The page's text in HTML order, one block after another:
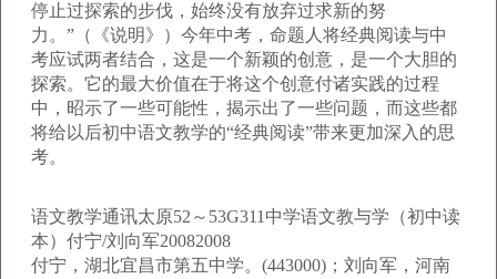
停止过探索的步伐，始终没有放弃过求新的努
力。”（《说明》）今年中考，命题人将经典阅读与中
考应试两者结合，这是一个新颖的创意，是一个大胆的
探索。它的最大价值在于将这个创意付诸实践的过程
中，昭示了一些可能性，揭示出了一些问题，而这些都
将给以后初中语文教学的“经典阅读”带来更加深入的思
考。
语文教学通讯太原52～53G311中学语文教与学（初中读
本）付宁/刘向军20082008
付宁，湖北宜昌市第五中学。(443000)；刘向军，河南